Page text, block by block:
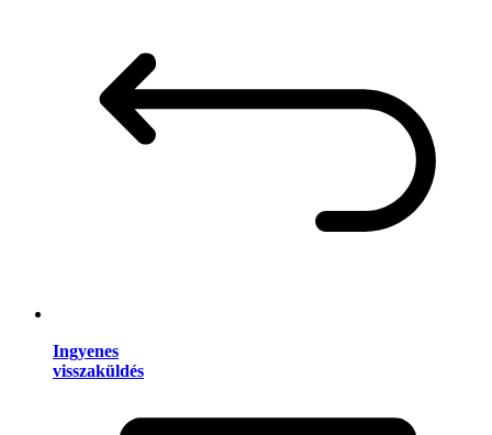
Ingyenes
visszaküldés